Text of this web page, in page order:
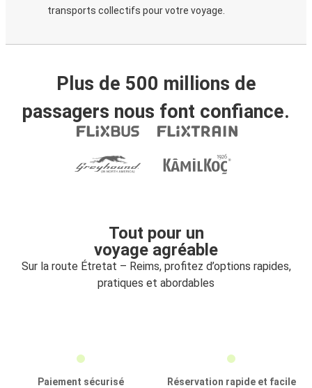
transports collectifs pour votre voyage.
Plus de 500 millions de
passagers nous font confiance.
Tout pour un
voyage agréable
Sur la route Étretat – Reims, profitez d’options rapides,
pratiques et abordables
Paiement sécurisé
Réservation rapide et facile